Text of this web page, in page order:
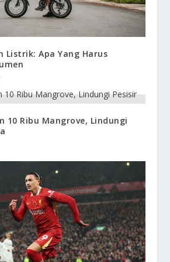
Listrik: Apa Yang Harus
Ribu Mangrove, Lindungi